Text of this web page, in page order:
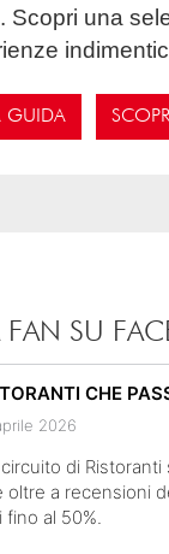
Scopri una
GUIDA
FAN SU
CHE
2026
di
oltre a recensioni
al 50%.